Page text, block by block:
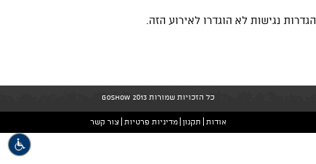
הגדרות נגישות לא הוגדרו לאירוע הזה.
כל הזכויות שמורות GoShow 2013
אודות תקנון מדיניות פרטיות צור קשר